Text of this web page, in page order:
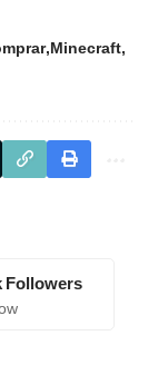
Minecraft
Followers